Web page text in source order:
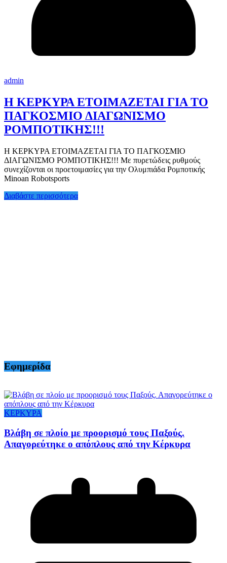
admin
Η ΚΕΡΚΥΡΑ ΕΤΟΙΜΑΖΕΤΑΙ ΓΙΑ ΤΟ
ΠΑΓΚΟΣΜΙΟ ΔΙΑΓΩΝΙΣΜΟ
ΡΟΜΠΟΤΙΚΗΣ!!!
Η ΚΕΡΚΥΡΑ ΕΤΟΙΜΑΖΕΤΑΙ ΓΙΑ ΤΟ ΠΑΓΚΟΣΜΙΟ
ΔΙΑΓΩΝΙΣΜΟ ΡΟΜΠΟΤΙΚΗΣ!!! Με πυρετώδεις ρυθμούς
συνεχίζονται οι προετοιμασίες για την Ολυμπιάδα Ρομποτικής
Minoan Robotsports
Διαβάστε περισσότερα
Εφημερίδα
ΚΕΡΚΥΡΑ
Βλάβη σε πλοίο με προορισμό τους Παξούς.
Απαγορεύτηκε ο απόπλους από την Κέρκυρα